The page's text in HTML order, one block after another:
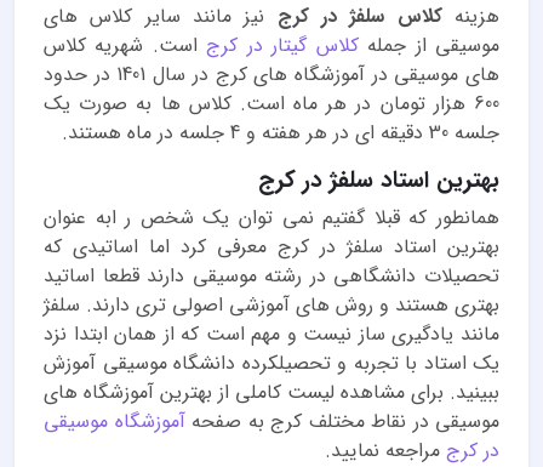
هزینهکلاس سلفژ در کرج نیز مانند سایر کلاس های
موسیقی از جملهکلاس گیتار در کرجاست. شهریه کلاس
های موسیقی در آموزشگاه های کرج در سال 1401 در حدود
600 هزار تومان در هر ماه است. کلاس ها به صورت یک
جلسه 30 دقیقه ای در هر هفته و 4 جلسه در ماه هستند.
بهترین استاد سلفژ در کرج
همانطور که قبلا گفتیم نمی توان یک شخص ر ابه عنوان
بهترین استاد سلفژ در کرج معرفی کرد اما اساتیدی که
تحصیلات دانشگاهی در رشته موسیقی دارند قطعا اساتید
بهتری هستند و روش های آموزشی اصولی تری دارند. سلفژ
مانند یادگیری ساز نیست و مهم است که از همان ابتدا نزد
یک استاد با تجربه و تحصیلکرده دانشگاه موسیقی آموزش
ببینید. برای مشاهده لیست کاملی از بهترین آموزشگاه های
موسیقی در نقاط مختلف کرج به صفحهآموزشگاه موسیقی
در کرج مراجعه نمایید.